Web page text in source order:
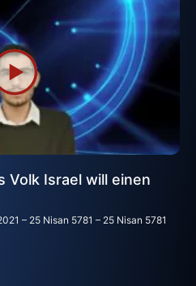
Volk Israel will einen
– 25 Nisan 5781 – 25 Nisan 5781